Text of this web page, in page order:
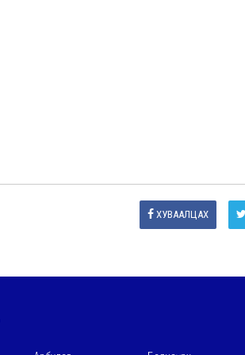
ХУВААЛЦАХ